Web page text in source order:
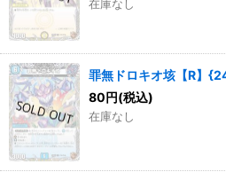
在庫なし
罪無ドロキオ垓【R】
80円(税込)
在庫なし